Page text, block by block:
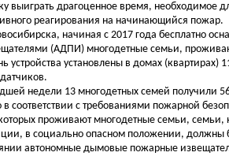
выиграть драгоценное время, необходимое
реагирования на начинающийся пожар.
начиная с 2017 года бесплатно
(АДПИ) многодетные семьи,
устройства установлены в домах (квартирах)
недели 13 многодетных семей получили
соответствии с требованиями пожарной
проживают многодетные семьи, семьи,
в социально опасном положении, должны
автономные дымовые пожарные